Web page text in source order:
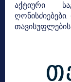
აქტიური
თავისუფლების